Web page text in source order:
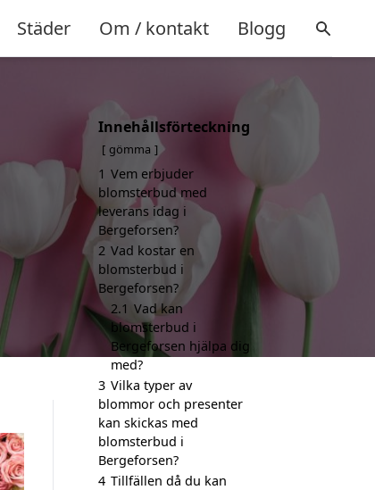
Städer Om / kontakt Blogg
Innehållsförteckning
gömma
1 Vem erbjuder
blomsterbud med
leverans idag i
Bergeforsen?
2 Vad kostar en
blomsterbud i
Bergeforsen?
2.1 Vad kan
blomsterbud i
Bergeforsen hjälpa dig
med?
3 Vilka typer av
blommor och presenter
kan skickas med
blomsterbud i
Bergeforsen?
4 Tillfällen då du kan